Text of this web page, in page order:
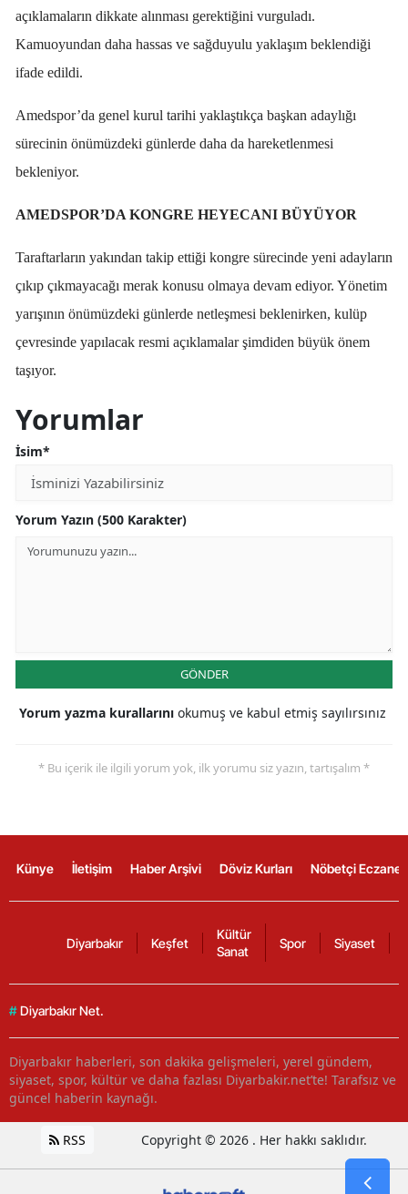
açıklamaların dikkate alınması gerektiğini vurguladı.
Kamuoyundan daha hassas ve sağduyulu yaklaşım beklendiği
ifade edildi.
Amedspor’da genel kurul tarihi yaklaştıkça başkan adaylığı
sürecinin önümüzdeki günlerde daha da hareketlenmesi
bekleniyor.
AMEDSPOR’DA KONGRE HEYECANI BÜYÜYOR
Taraftarların yakından takip ettiği kongre sürecinde yeni adayların
çıkıp çıkmayacağı merak konusu olmaya devam ediyor. Yönetim
yarışının önümüzdeki günlerde netleşmesi beklenirken, kulüp
çevresinde yapılacak resmi açıklamalar şimdiden büyük önem
taşıyor.
Yorumlar
İsim*
Yorum Yazın (500 Karakter)
GÖNDER
Yorum yazma kurallarını okumuş ve kabul etmiş sayılırsınız
* Bu içerik ile ilgili yorum yok, ilk yorumu siz yazın, tartışalım *
Künye İletişim Haber Arşivi Döviz Kurları Nöbetçi
Diyarbakır Keşfet
Kültür
Sanat
Spor Siyaset
# Diyarbakır Net.
Diyarbakır haberleri, son dakika gelişmeleri, yerel gündem,
siyaset, spor, kültür ve daha fazlası Diyarbakir.net’te! Tarafsız ve
güncel haberin kaynağı.
RSS Copyright © 2026 . Her hakkı saklıdır.